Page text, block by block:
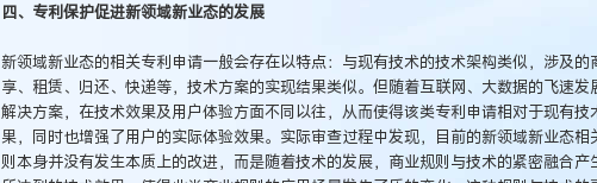
四、专利保护促进新领域新业态的发展
新领域新业态的相关专利申请一般会存在以特点：与现有技术的技术架构类似，涉及的
享、租赁、归还、快递等，技术方案的实现结果类似。但随着互联网、大数据的飞速
解决方案，在技术效果及用户体验方面不同以往，从而使得该类专利申请相对于现有技
果，同时也增强了用户的实际体验效果。实际审查过程中发现，目前的新领域新业态
则本身并没有发生本质上的改进，而是随着技术的发展，商业规则与技术的紧密融合